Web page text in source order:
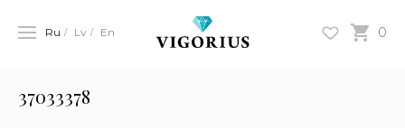
0
Ru Lv En
37033378